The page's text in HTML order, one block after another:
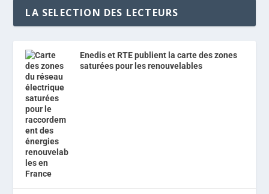
LA SELECTION DES LECTEURS
Enedis et RTE publient la carte des zones
saturées pour les renouvelables